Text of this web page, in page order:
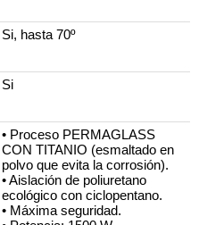
Si, hasta 70º
Si
• Proceso PERMAGLASS
CON TITANIO (esmaltado en
polvo que evita la corrosión).
• Aislación de poliuretano
ecológico con ciclopentano.
• Máxima seguridad.